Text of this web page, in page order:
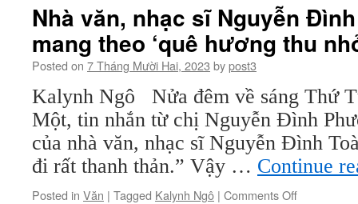
hai
Nhà văn, nhạc sĩ Nguyễn
mang theo ‘quê hương thu
Posted on 7 Tháng Mười Hai, 2023 bypost3
Kalynh Ngô Nửa đêm về sáng Thứ
Một, tin nhắn từ chị Nguyễn Đình
của nhà văn, nhạc sĩ Nguyễn Đình
đi rất thanh thản.” Vậy … Continue
Posted in Văn | Tagged Kalynh Ngô | Comments Offon